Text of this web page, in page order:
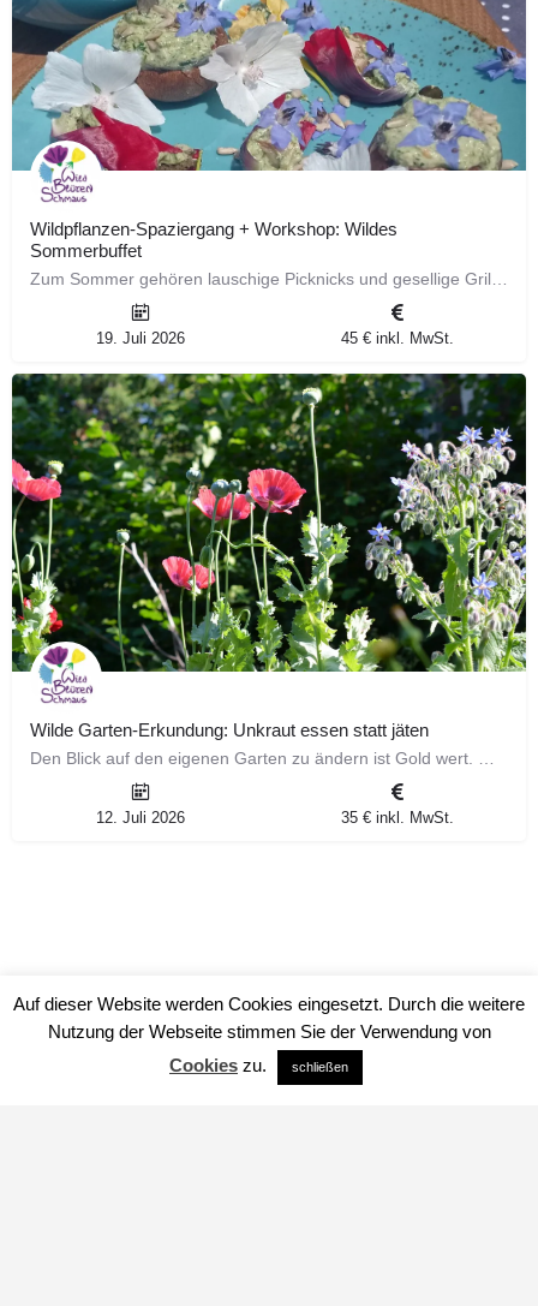
Wildpflanzen-Spaziergang + Workshop: Wildes
Sommerbuffet
19. Juli 2026 45 € inkl. MwSt.
Wilde Garten-Erkundung: Unkraut essen statt jäten
12. Juli 2026 35 € inkl. MwSt.
Auf dieser Website werden Cookies eingesetzt. Durch die weitere
Nutzung der Webseite stimmen Sie der Verwendung von
Cookies zu. schließen